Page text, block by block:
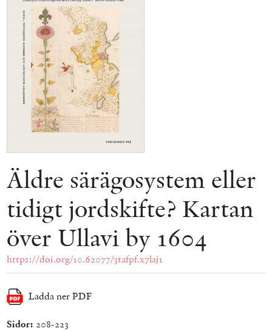
Äldre särägosystem eller
tidigt jordskifte? Kartan
över Ullavi by 1604
https://doi.org/10.62077/3tafpf.x7laj1
Ladda ner PDF
Sidor: 208-223